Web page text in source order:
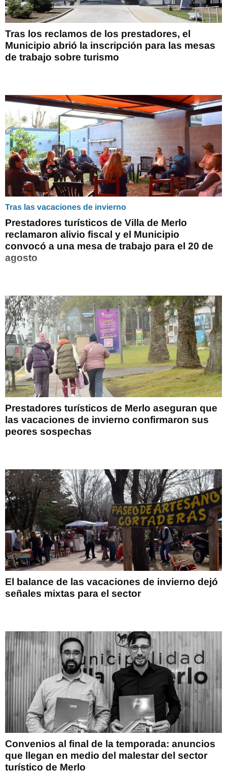
Tras los reclamos de los prestadores, el
Municipio abrió la inscripción para las mesas
de trabajo sobre turismo
Tras las vacaciones de invierno
Prestadores turísticos de Villa de Merlo
reclamaron alivio fiscal y el Municipio
convocó a una mesa de trabajo para el 20 de
agosto
Prestadores turísticos de Merlo aseguran que
las vacaciones de invierno confirmaron sus
peores sospechas
El balance de las vacaciones de invierno dejó
señales mixtas para el sector
Convenios al final de la temporada: anuncios
que llegan en medio del malestar del sector
turístico de Merlo